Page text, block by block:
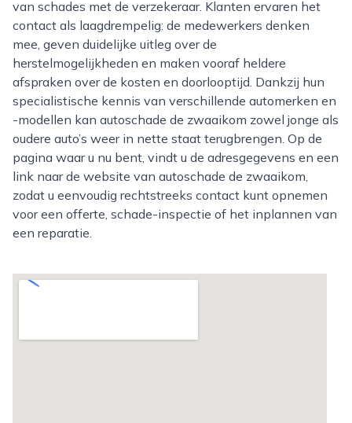
van schades met de verzekeraar. Klanten ervaren het
contact als laagdrempelig: de medewerkers denken
mee, geven duidelijke uitleg over de
herstelmogelijkheden en maken vooraf heldere
afspraken over de kosten en doorlooptijd. Dankzij hun
specialistische kennis van verschillende automerken en
-modellen kan autoschade de zwaaikom zowel jonge als
oudere auto’s weer in nette staat terugbrengen. Op de
pagina waar u nu bent, vindt u de adresgegevens en een
link naar de website van autoschade de zwaaikom,
zodat u eenvoudig rechtstreeks contact kunt opnemen
voor een offerte, schade-inspectie of het inplannen van
een reparatie.